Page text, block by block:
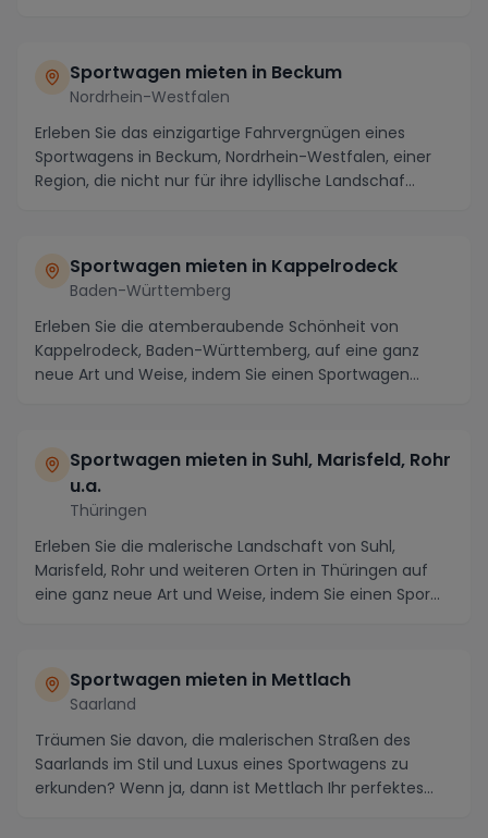
Sportwagen mieten in Beckum
Nordrhein-Westfalen
Erleben Sie das einzigartige Fahrvergnügen eines
Sportwagens in Beckum, Nordrhein-Westfalen, einer
Region, die nicht nur für ihre idyllische Landschaf...
Sportwagen mieten in Kappelrodeck
Baden-Württemberg
Erleben Sie die atemberaubende Schönheit von
Kappelrodeck, Baden-Württemberg, auf eine ganz
neue Art und Weise, indem Sie einen Sportwagen
Sportwagen mieten in Suhl, Marisfeld, Rohr
u.a.
Thüringen
Erleben Sie die malerische Landschaft von Suhl,
Marisfeld, Rohr und weiteren Orten in Thüringen auf
eine ganz neue Art und Weise, indem Sie einen Spor...
Sportwagen mieten in Mettlach
Saarland
Träumen Sie davon, die malerischen Straßen des
Saarlands im Stil und Luxus eines Sportwagens zu
erkunden? Wenn ja, dann ist Mettlach Ihr perfektes